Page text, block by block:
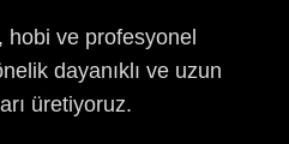
hobi ve profesyonel
dayanıklı ve uzun
üretiyoruz.